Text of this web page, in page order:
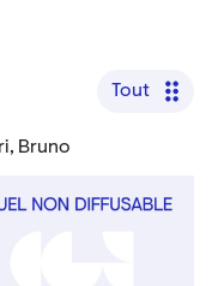
Tout
Bruno